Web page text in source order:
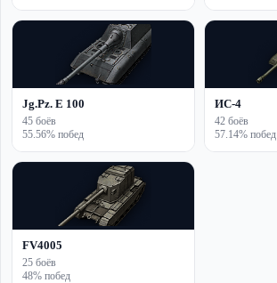
Jg.Pz. E 100
45 боёв
55.56% побед
ИС-4
42 боёв
57.14% побед
FV4005
25 боёв
48% побед